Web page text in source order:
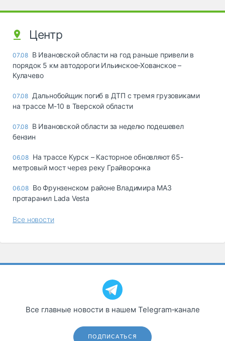
Центр
07.08 В Ивановской области на год раньше привели в
порядок 5 км автодороги Ильинское-Хованское –
Кулачево
07.08 Дальнобойщик погиб в ДТП с тремя грузовиками
на трассе М-10 в Тверской области
07.08 В Ивановской области за неделю подешевел
бензин
06.08 На трассе Курск – Касторное обновляют 65-
метровый мост через реку Грайворонка
06.08 Во Фрунзенском районе Владимира МАЗ
протаранил Lada Vesta
Все новости
Все главные новости в нашем Telegram‑канале
ПОДПИСАТЬСЯ